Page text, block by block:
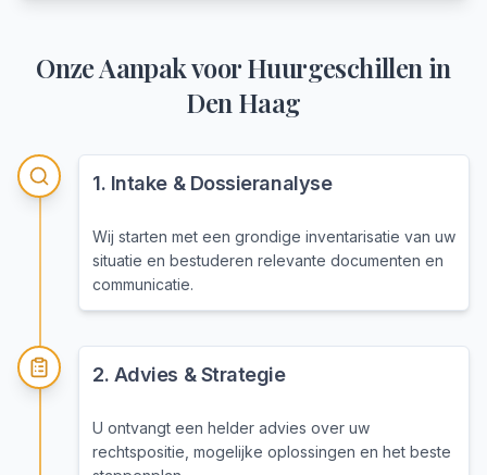
Onze Aanpak voorHuurgeschillen in
Den Haag
1. Intake & Dossieranalyse
Wij starten met een grondige inventarisatie van uw
situatie en bestuderen relevante documenten en
communicatie.
2. Advies & Strategie
U ontvangt een helder advies over uw
rechtspositie, mogelijke oplossingen en het beste